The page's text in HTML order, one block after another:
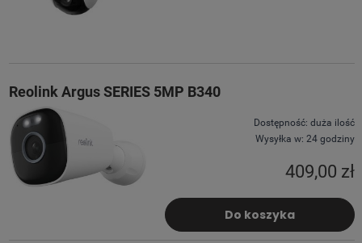
Reolink Argus SERIES 5MP B340
Dostępność: duża ilość
Wysyłka w: 24 godziny
409,00 zł
Do koszyka